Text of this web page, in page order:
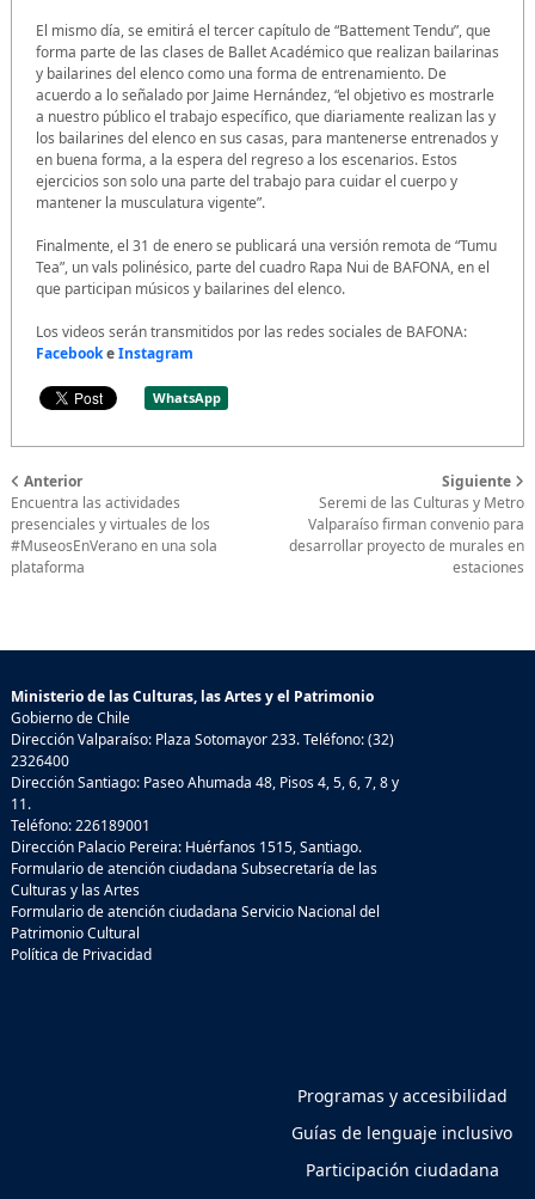
El mismo día, se emitirá el tercer capítulo de “Battement Tendu”, que
forma parte de las clases de Ballet Académico que realizan bailarinas
y bailarines del elenco como una forma de entrenamiento. De
acuerdo a lo señalado por Jaime Hernández, “el objetivo es mostrarle
a nuestro público el trabajo específico, que diariamente realizan las y
los bailarines del elenco en sus casas, para mantenerse entrenados y
en buena forma, a la espera del regreso a los escenarios. Estos
ejercicios son solo una parte del trabajo para cuidar el cuerpo y
mantener la musculatura vigente”.
Finalmente, el 31 de enero se publicará una versión remota de “Tumu
Tea”, un vals polinésico, parte del cuadro Rapa Nui de BAFONA, en el
que participan músicos y bailarines del elenco.
Los videos serán transmitidos por las redes sociales de BAFONA:
FacebookeInstagram
WhatsApp
Anterior
Encuentra las actividades
presenciales y virtuales de los
#MuseosEnVerano en una sola
plataforma
Siguiente
Seremi de las Culturas y Metro
Valparaíso firman convenio para
desarrollar proyecto de murales en
estaciones
Ministerio de las Culturas, las Artes y el Patrimonio
Gobierno de Chile
Dirección Valparaíso: Plaza Sotomayor 233. Teléfono: (32)
2326400
Dirección Santiago: Paseo Ahumada 48, Pisos 4, 5, 6, 7, 8 y
11.
Teléfono: 226189001
Dirección Palacio Pereira: Huérfanos 1515, Santiago.
Formulario de atención ciudadana Subsecretaría de las
Culturas y las Artes
Formulario de atención ciudadana Servicio Nacional del
Patrimonio Cultural
Política de Privacidad
Programas y accesibilidad
Guías de lenguaje inclusivo
Participación ciudadana